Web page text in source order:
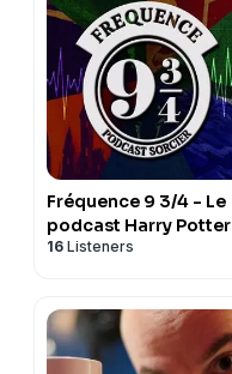
Fréquence 9 3/4 - Le
podcast Harry Potter
chapitre par chapitre
16 Listeners